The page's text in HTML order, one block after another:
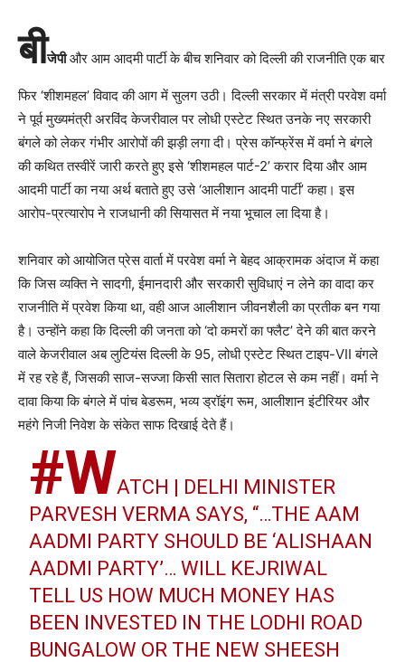
बीजेपीऔर आम आदमी पार्टी के बीच शनिवार को दिल्ली की राजनीति एक बार
फिर ‘शीशमहल’ विवाद की आग में सुलग उठी। दिल्ली सरकार में मंत्री परवेश वर्मा
ने पूर्व मुख्यमंत्री अरविंद केजरीवाल पर लोधी एस्टेट स्थित उनके नए सरकारी
बंगले को लेकर गंभीर आरोपों की झड़ी लगा दी। प्रेस कॉन्फ्रेंस में वर्मा ने बंगले
की कथित तस्वीरें जारी करते हुए इसे ‘शीशमहल पार्ट-2’ करार दिया और आम
आदमी पार्टी का नया अर्थ बताते हुए उसे ‘आलीशान आदमी पार्टी’ कहा। इस
आरोप-प्रत्यारोप ने राजधानी की सियासत में नया भूचाल ला दिया है।
शनिवार को आयोजित प्रेस वार्ता में परवेश वर्मा ने बेहद आक्रामक अंदाज में कहा
कि जिस व्यक्ति ने सादगी, ईमानदारी और सरकारी सुविधाएं न लेने का वादा कर
राजनीति में प्रवेश किया था, वही आज आलीशान जीवनशैली का प्रतीक बन गया
है। उन्होंने कहा कि दिल्ली की जनता को ‘दो कमरों का फ्लैट’ देने की बात करने
वाले केजरीवाल अब लुटियंस दिल्ली के 95, लोधी एस्टेट स्थित टाइप-VII बंगले
में रह रहे हैं, जिसकी साज-सज्जा किसी सात सितारा होटल से कम नहीं। वर्मा ने
दावा किया कि बंगले में पांच बेडरूम, भव्य ड्रॉइंग रूम, आलीशान इंटीरियर और
महंगे निजी निवेश के संकेत साफ दिखाई देते हैं।
#WATCH | DELHI MINISTER
PARVESH VERMA SAYS, “…THE AAM
AADMI PARTY SHOULD BE ‘ALISHAAN
AADMI PARTY’… WILL KEJRIWAL
TELL US HOW MUCH MONEY HAS
BEEN INVESTED IN THE LODHI ROAD
BUNGALOW OR THE NEW SHEESH